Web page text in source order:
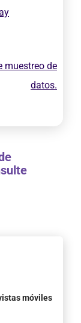
muestreo de
datos.
móviles